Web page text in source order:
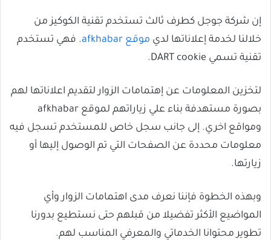
إن شركة جوجل كطرف ثالث تستخدم تقنية الكوكيز من
خلالنا لخدمة إعلاناتها لدي موقع afkhabar
. فهي تستخدم
تقنية تسمي DART cookie.
لتخزين المعلومات عن إهتمامات الزوار لتقديم اعلاناتها لهم
بصورة مستهدفة بناء علي زياراتهم لموقع afkhabar
ومواقع اخري. إلى جانب سجل خاص للمستخدم تسجل فيه
معلومات محددة عن الصفحات التي تم الوصول إليها أو
زيارتها.
وبهذه الخطوة فإننا نعرف مدى اهتمامات الزوار وأي
المواضيع الأكثر تفضيلا من قبلهم حتى نستطيع بدورنا
تطوير محتوانا الخدماتي والمعرفي المناسب لهم.